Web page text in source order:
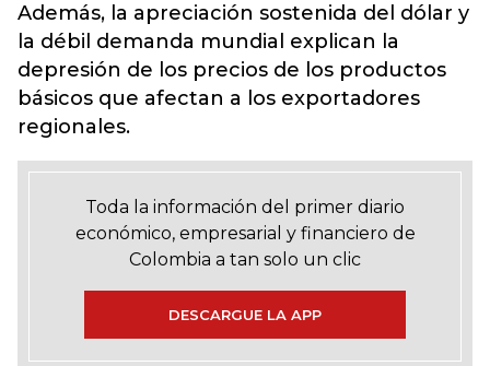
Además, la apreciación sostenida del dólar y
la débil demanda mundial explican la
depresión de los precios de los productos
básicos que afectan a los exportadores
regionales.
Toda la información del primer diario
económico, empresarial y financiero de
Colombia a tan solo un clic
DESCARGUE LA APP